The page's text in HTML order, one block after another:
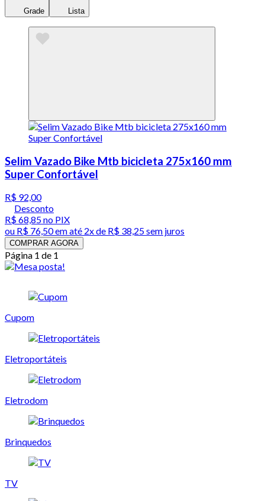
Grade Lista
Selim Vazado Bike Mtb bicicleta 275x160 mm
Super Confortável
R$ 92,00
Desconto
R$ 68,85no PIX
ou R$ 76,50em até 2x de R$ 38,25 sem juros
COMPRAR AGORA
Página 1 de 1
Cupom
Eletroportáteis
Eletrodom
Brinquedos
TV